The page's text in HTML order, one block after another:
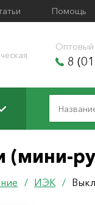
Помощь
Оптовый
8
(мини-
/ ИЭК /